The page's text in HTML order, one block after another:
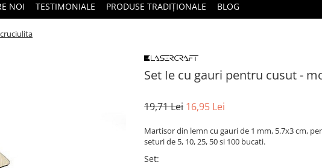
NOI TESTIMONIALE PRODUSE TRADIȚIONALE BLOG
Set Ie cu gauri pentru cusut -
19,71 Lei 16,95 Lei
Martisor din lemn cu gauri de 1 mm, 5.7x3 cm,
seturi de 5, 10, 25, 50 si 100 bucati.
Set: